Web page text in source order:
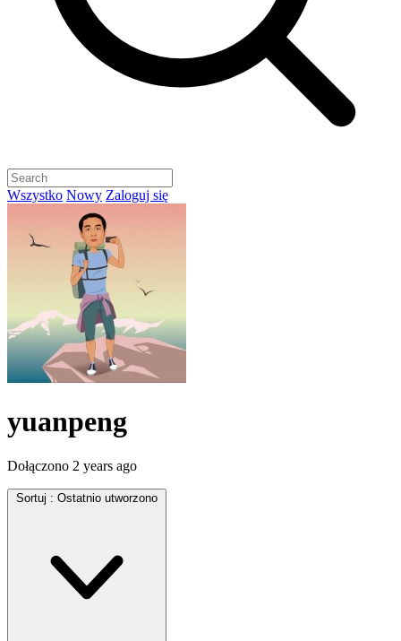
Wszystko Nowy Zaloguj się
yuanpeng
Dołączono 2 years ago
Sortuj : Ostatnio utworzono